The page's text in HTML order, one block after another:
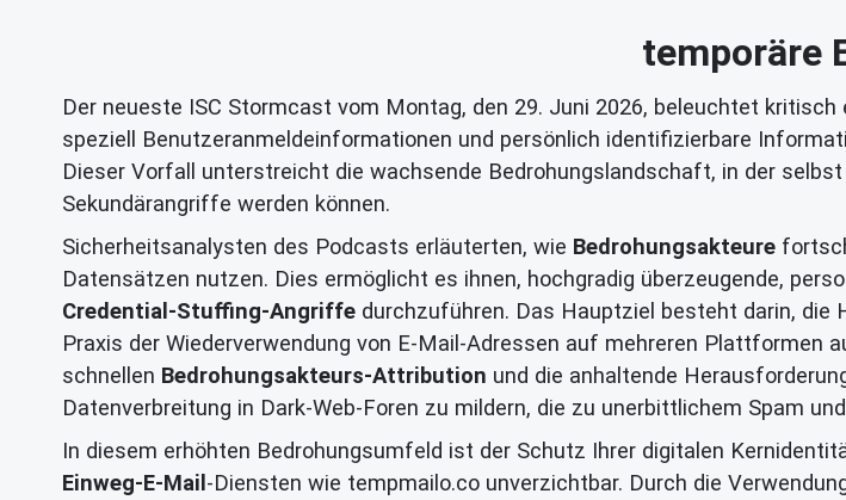
temporäre
Der neueste ISC Stormcast vom Montag, den 29. Juni 2026, beleuchtet
speziell Benutzeranmeldeinformationen und persönlich identifizierbare
Dieser Vorfall unterstreicht die wachsende Bedrohungslandschaft, in der
Sekundärangriffe werden können.
Sicherheitsanalysten des Podcasts erläuterten, wie Bedrohungsakteure
Datensätzen nutzen. Dies ermöglicht es ihnen, hochgradig überzeugende,
Credential-Stuffing-Angriffe durchzuführen. Das Hauptziel besteht darin, die
Praxis der Wiederverwendung von E-Mail-Adressen auf mehreren Plattformen
schnellen Bedrohungsakteurs-Attribution und die anhaltende
Datenverbreitung in Dark-Web-Foren zu mildern, die zu unerbittlichem Spam
In diesem erhöhten Bedrohungsumfeld ist der Schutz Ihrer digitalen
Einweg-E-Mail -Diensten wie tempmailo.co unverzichtbar. Durch die